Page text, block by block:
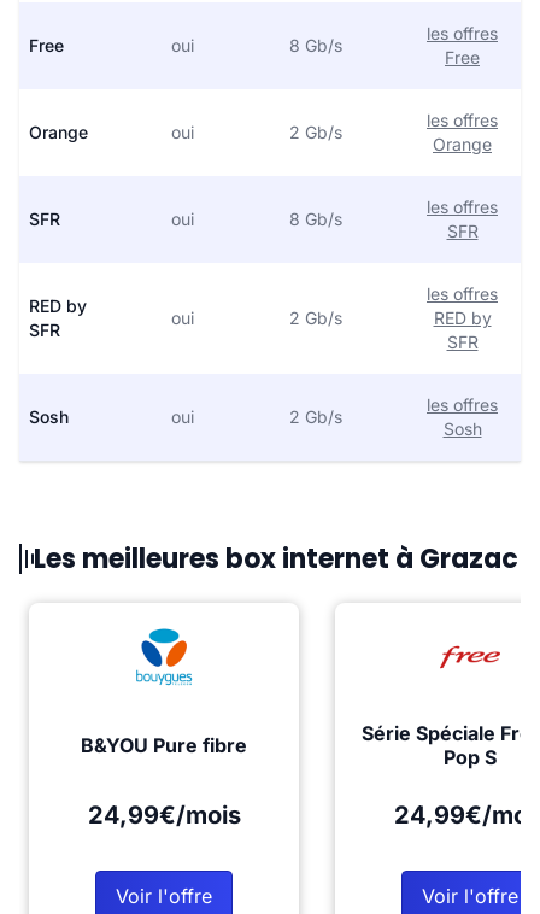
Free oui 8 Gb/s
les offres
Free
Orange oui 2 Gb/s
les offres
Orange
SFR oui 8 Gb/s
les offres
SFR
RED by
SFR
oui 2 Gb/s
les offres
RED by
SFR
Sosh oui 2 Gb/s
les offres
Sosh
Les meilleures box internet à Grazac
B&YOU Pure fibre
24,99€/mois
Voir l'offre
Série Spéciale
Pop S
24,99€/
Voir l'offre